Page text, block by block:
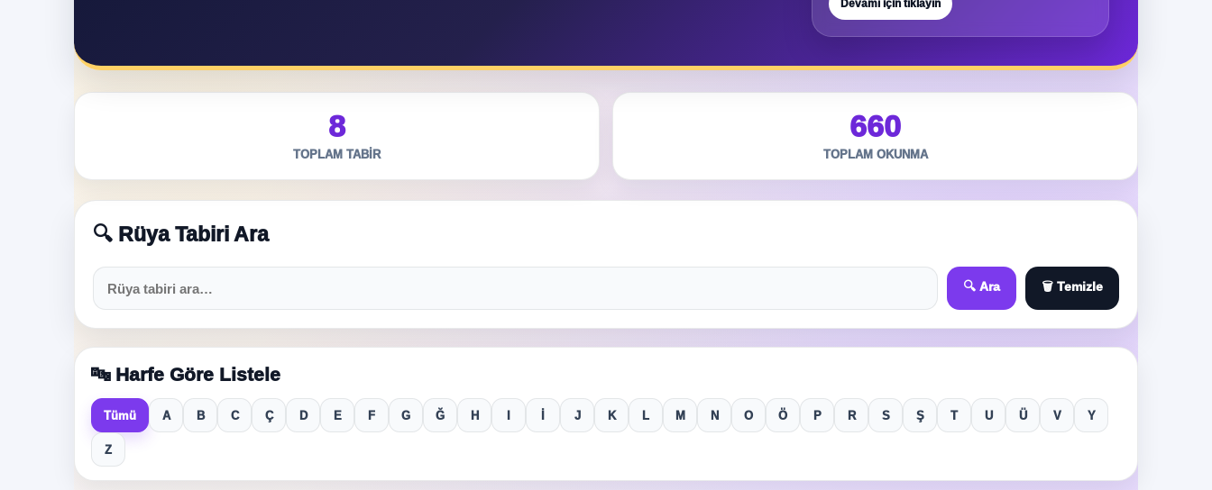
Devamı için tıklayın
8
TOPLAM TABIR
660
TOPLAM OKUNMA
🔍 Rüya Tabiri Ara
🔍 Ara 🗑️ Temizle
🔤 Harfe Göre Listele
Tümü A B C Ç D E F G Ğ H I İ J K L M N O Ö P R S Ş T U Ü V Y
Z